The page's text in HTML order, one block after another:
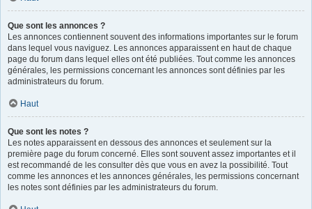
Que sont les annonces ?
Les annonces contiennent souvent des informations importantes sur le forum
dans lequel vous naviguez. Les annonces apparaissent en haut de chaque
page du forum dans lequel elles ont été publiées. Tout comme les annonces
générales, les permissions concernant les annonces sont définies par les
administrateurs du forum.
Haut
Que sont les notes ?
Les notes apparaissent en dessous des annonces et seulement sur la
première page du forum concerné. Elles sont souvent assez importantes et il
est recommandé de les consulter dès que vous en avez la possibilité. Tout
comme les annonces et les annonces générales, les permissions concernant
les notes sont définies par les administrateurs du forum.